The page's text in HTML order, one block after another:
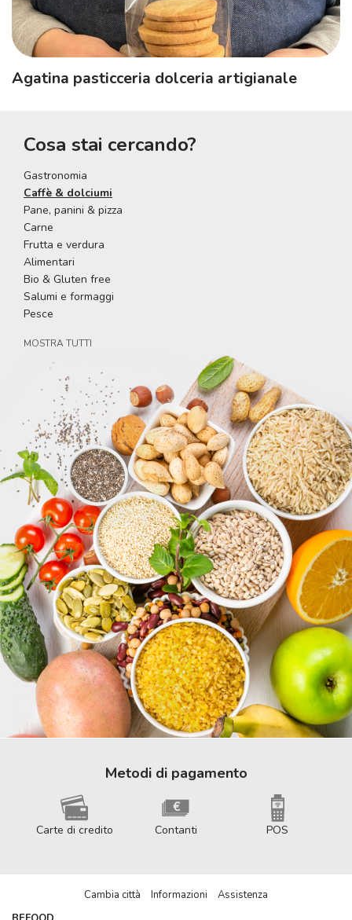
Agatina pasticceria dolceria artigianale
Cosa stai cercando?
Gastronomia
Caffè & dolciumi
Pane, panini & pizza
Carne
Frutta e verdura
Alimentari
Bio & Gluten free
Salumi e formaggi
Pesce
MOSTRA TUTTI
Metodi di pagamento
Carte di credito Contanti POS
Cambia città Informazioni
Assistenza